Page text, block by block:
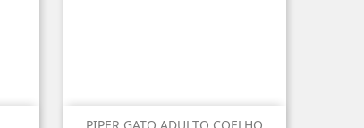
Vista rápida